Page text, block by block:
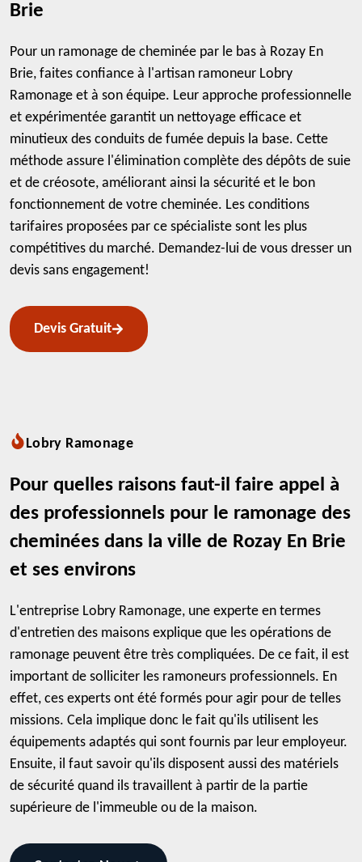
Brie
Pour un ramonage de cheminée par le bas à Rozay En
Brie, faites confiance à l'artisan ramoneur Lobry
Ramonage et à son équipe. Leur approche professionnelle
et expérimentée garantit un nettoyage efficace et
minutieux des conduits de fumée depuis la base. Cette
méthode assure l'élimination complète des dépôts de suie
et de créosote, améliorant ainsi la sécurité et le bon
fonctionnement de votre cheminée. Les conditions
tarifaires proposées par ce spécialiste sont les plus
compétitives du marché. Demandez-lui de vous dresser un
devis sans engagement!
Devis Gratuit
Lobry Ramonage
Pour quelles raisons faut-il faire appel à
des professionnels pour le ramonage des
cheminées dans la ville de Rozay En Brie
et ses environs
L'entreprise Lobry Ramonage, une experte en termes
d'entretien des maisons explique que les opérations de
ramonage peuvent être très compliquées. De ce fait, il est
important de solliciter les ramoneurs professionnels. En
effet, ces experts ont été formés pour agir pour de telles
missions. Cela implique donc le fait qu'ils utilisent les
équipements adaptés qui sont fournis par leur employeur.
Ensuite, il faut savoir qu'ils disposent aussi des matériels
de sécurité quand ils travaillent à partir de la partie
supérieure de l'immeuble ou de la maison.